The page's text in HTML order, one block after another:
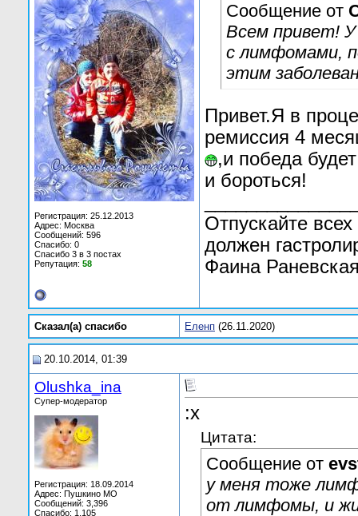
Регистрация: 25.12.2013
Адрес: Москва
Сообщений: 596
Спасибо: 0
Спасибо 3 в 3 постах
Репутация: 58
Сообщение от
Всем привет!
с лимфомами,
этим
Привет.Я в
ремиссия 4
,и победа
и бороться!
Отпускайте
должен
Фаина
Сказал(а) cпасибо Еленп (26.11.2020)
20.10.2014, 01:39
Olushka_ina
Супер-модератор
Регистрация: 18.09.2014
Адрес: Пушкино МО
Сообщений: 3,396
Спасибо: 1,105
:х
Цитата:
Сообщение от
у меня тоже
от лимфомы, и